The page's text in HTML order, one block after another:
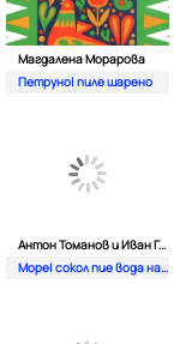
Магдалена Морарова
Петруно| пиле шарено
Антон Томанов и Иван Гоцев
Море| сокол пие вода на Вардаро